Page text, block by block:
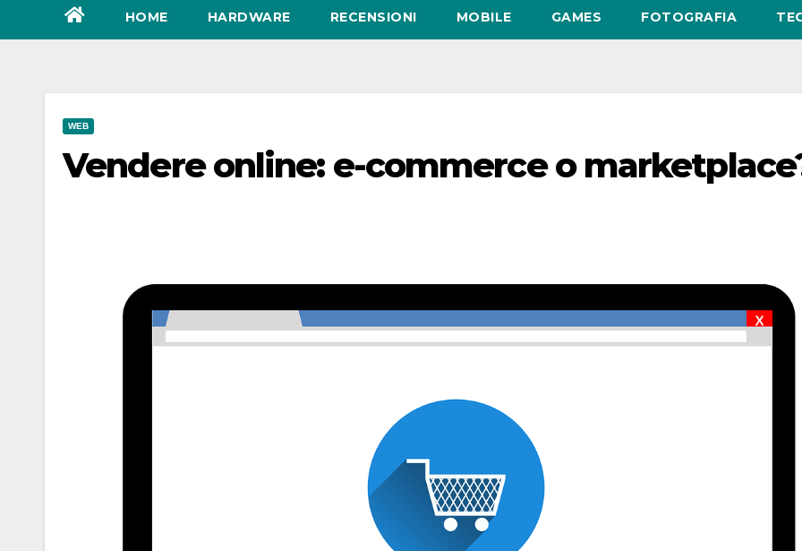
HOME HARDWARE RECENSIONI MOBILE GAMES FOTOGRAFIA
WEB
Vendere online: e-commerce o